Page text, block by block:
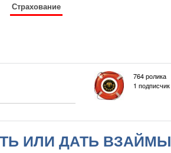
Страхование
764 ролика
1 подписчик
ИЛИ ДАТЬ ВЗАЙМЫ